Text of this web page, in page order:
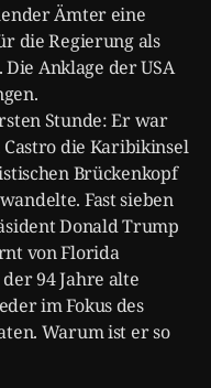
Ämter eine
die Regierung als
Anklage der USA
Stunde: Er war
die Karibikinsel
Brückenkopf
Fast sieben
Donald Trump
von Florida
94 Jahre alte
im Fokus des
Warum ist er so